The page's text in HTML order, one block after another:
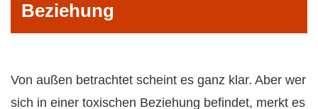
Beziehung
Von außen betrachtet scheint es ganz klar. Aber wer
sich in einer toxischen Beziehung befindet, merkt es